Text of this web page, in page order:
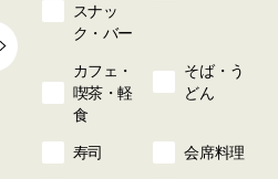
スナッ
ク・バー
カフェ・
喫茶・軽
食
そば・う
どん
寿司 会席料理